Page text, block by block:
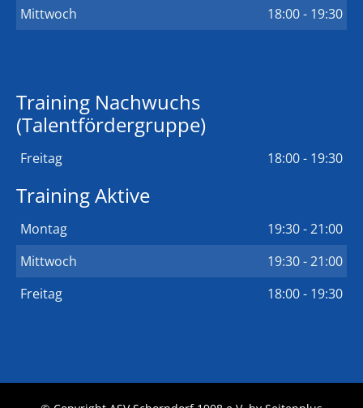
Mittwoch
18:00 - 19:30
Training Nachwuchs
(Talentfördergruppe)
Freitag 18:00 - 19:30
Training Aktive
Montag
19:30 - 21:00
Mittwoch
19:30 - 21:00
Freitag
18:00 - 19:30